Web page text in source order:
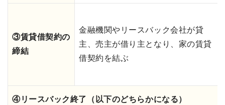
③賃貸借契約の
締結
金融機関やリースバック会社が貸
主、売主が借り主となり、家の賃貸
借契約を結ぶ
④リースバック終了（以下のどちらかになる）